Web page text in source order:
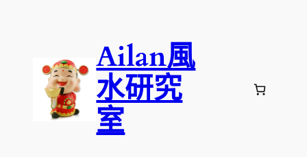
Ailan風
水研究
室